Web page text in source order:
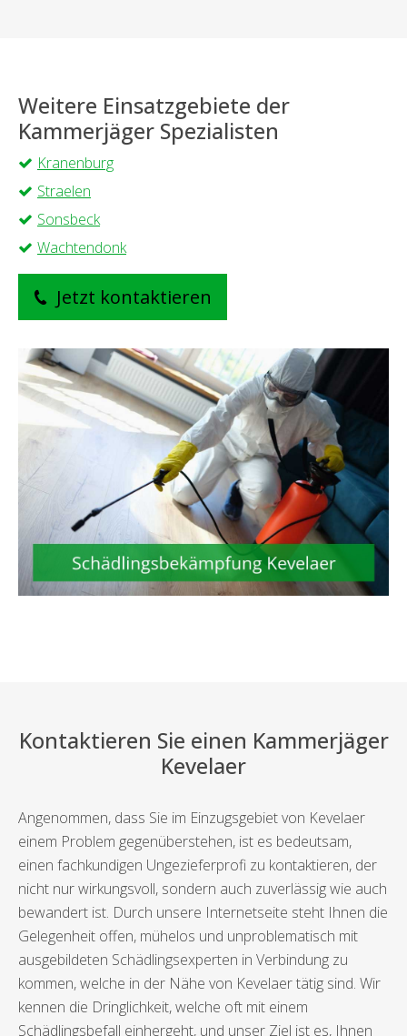
Weitere Einsatzgebiete der
Kammerjäger Spezialisten
Kranenburg
Straelen
Sonsbeck
Wachtendonk
Jetzt kontaktieren
Kontaktieren Sie einen Kammerjäger
Kevelaer
Angenommen, dass Sie im Einzugsgebiet von Kevelaer
einem Problem gegenüberstehen, ist es bedeutsam,
einen fachkundigen Ungezieferprofi zu kontaktieren, der
nicht nur wirkungsvoll, sondern auch zuverlässig wie auch
bewandert ist. Durch unsere Internetseite steht Ihnen die
Gelegenheit offen, mühelos und unproblematisch mit
ausgebildeten Schädlingsexperten in Verbindung zu
kommen, welche in der Nähe von Kevelaer tätig sind. Wir
kennen die Dringlichkeit, welche oft mit einem
Schädlingsbefall einhergeht, und unser Ziel ist es, Ihnen